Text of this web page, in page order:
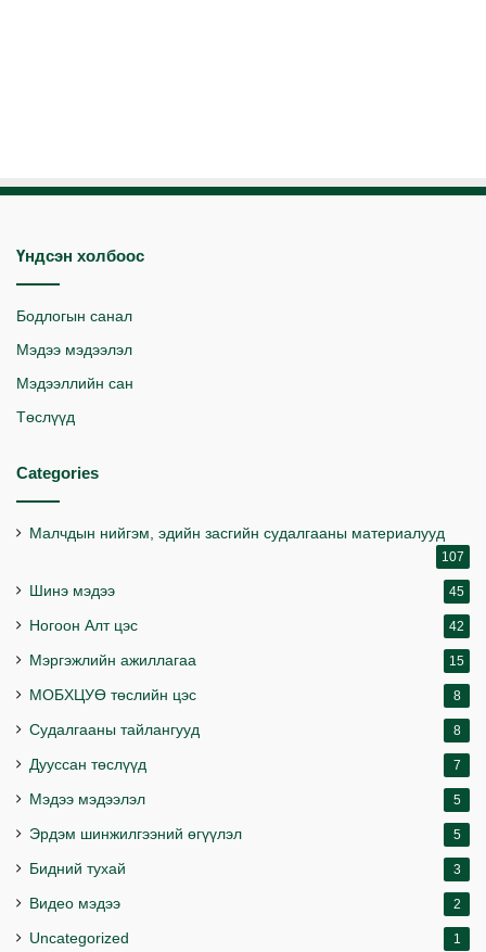
Үндсэн холбоос
Бодлогын санал
Мэдээ мэдээлэл
Мэдээллийн сан
Төслүүд
Categories
Малчдын нийгэм, эдийн засгийн судалгааны материалууд
107
Шинэ мэдээ 45
Ногоон Алт цэс 42
Мэргэжлийн ажиллагаа 15
МОБХЦУӨ төслийн цэс 8
Судалгааны тайлангууд 8
Дууссан төслүүд 7
Мэдээ мэдээлэл 5
Эрдэм шинжилгээний өгүүлэл 5
Бидний тухай 3
Видео мэдээ 2
Uncategorized 1